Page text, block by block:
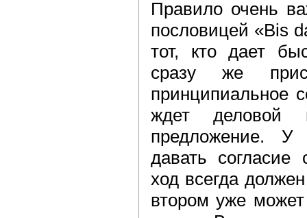
Правило очень
пословицей «Bis
тот, кто дает
сразу же
принципиальное
ждет деловой
предложение. У
давать согласие
ход всегда
втором уже